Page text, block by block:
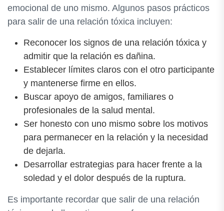
emocional de uno mismo. Algunos pasos prácticos
para salir de una relación tóxica incluyen:
Reconocer los signos de una relación tóxica y
admitir que la relación es dañina.
Establecer límites claros con el otro participante
y mantenerse firme en ellos.
Buscar apoyo de amigos, familiares o
profesionales de la salud mental.
Ser honesto con uno mismo sobre los motivos
para permanecer en la relación y la necesidad
de dejarla.
Desarrollar estrategias para hacer frente a la
soledad y el dolor después de la ruptura.
Es importante recordar que salir de una relación